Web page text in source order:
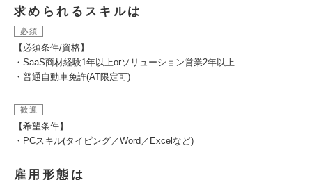
求められるスキルは
必須
【必須条件/資格】
・SaaS商材経験1年以上orソリューション営業2年以上
・普通自動車免許(AT限定可)
歓迎
【希望条件】
・PCスキル(タイピング／Word／Excelなど)
雇用形態は